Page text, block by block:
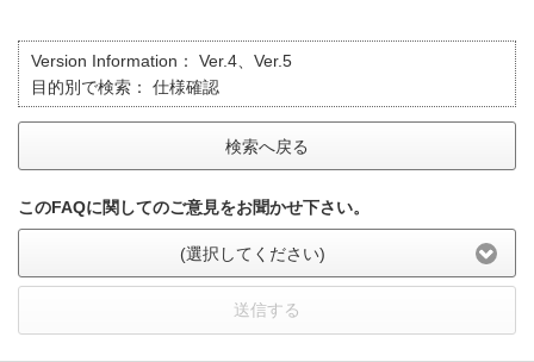
Version Information：
Ver.4、Ver.5
目的別で検索：
仕様確認
検索へ戻る
このFAQに関してのご意見をお聞かせ下さい。
(選択してください)
送信する